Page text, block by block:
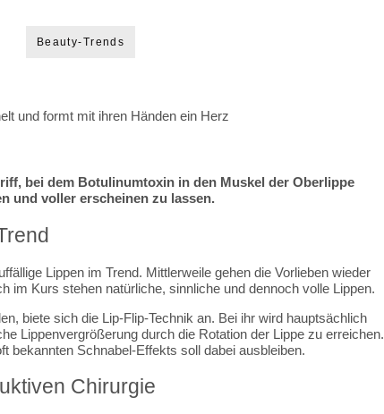
Beauty-Trends
bei dem Botulinumtoxin in den Muskel der Oberlippe
und voller erscheinen zu lassen.
Lippen im Trend. Mittlerweile gehen die Vorlieben wieder
im Kurs stehen natürliche, sinnliche und dennoch volle Lippen.
biete sich die Lip-Flip-Technik an. Bei ihr wird hauptsächlich
Lippenvergrößerung durch die Rotation der Lippe zu erreichen.
bekannten Schnabel-Effekts soll dabei ausbleiben.
Chirurgie